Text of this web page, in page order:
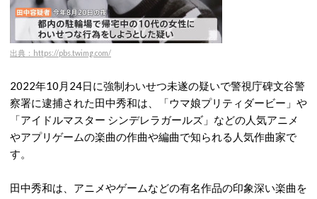
出典：https://pbs.twimg.com/
2022年10月24日に強制わいせつ未遂の疑いで警視庁碑文谷警
察署に逮捕された田中秀和は、「ウマ娘プリティダービー」や
「アイドルマスター シンデレラガールズ」などの人気アニメ
やアプリゲームの楽曲の作曲や編曲で知られる人気作曲家で
す。
田中秀和は、アニメやゲームなどの有名作品の印象深い楽曲を